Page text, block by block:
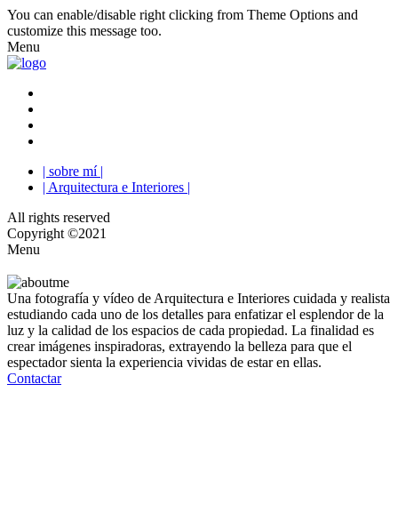
You can enable/disable right clicking from Theme Options and
customize this message too.
Menu
| sobre mí |
| Arquitectura e Interiores |
All rights reserved
Copyright ©2021
Menu
Una fotografía y vídeo de Arquitectura e Interiores cuidada y realista
estudiando cada uno de los detalles para enfatizar el esplendor de la
luz y la calidad de los espacios de cada propiedad. La finalidad es
crear imágenes inspiradoras, extrayendo la belleza para que el
espectador sienta la experiencia vividas de estar en ellas.
Contactar